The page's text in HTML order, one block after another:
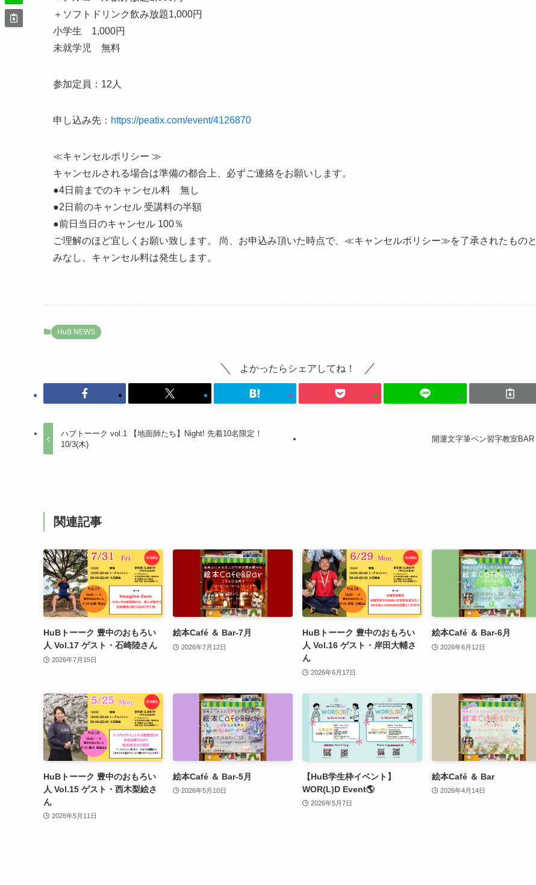
＋ソフトドリンク飲み放題1,000円
小学生 1,000円
未就学児 無料
参加定員：12人
申し込み先： https://peatix.com/event/4126870
≪キャンセルポリシー ≫
キャンセルされる場合は準備の都合上、必ずご連絡をお願いします。
●4日前までのキャンセル料 無し
●2日前のキャンセル 受講料の半額
●前日当日のキャンセル 100％
ご理解のほど宜しくお願い致します。 尚、お申込み頂いた時点で、≪キャンセルポリシー≫を了承されたものと
みなし、キャンセル料は発生します。
HuB NEWS
よかったらシェアしてね！
ハブトーーク vol.1 【地面師たち】Night! 先着10名限定！
10/3(木)
開運文字筆ペン習字教室BAR
関連記事
HuBトーーク 豊中のおもろい
人 Vol.17 ゲスト・石崎陸さん
2026年7月15日
絵本Café ＆ Bar-7月
2026年7月12日
HuBトーーク 豊中のおもろい
人 Vol.16 ゲスト・岸田大輔さ
ん
2026年6月17日
絵本Café ＆ Bar-6月
2026年6月12日
HuBトーーク 豊中のおもろい
人 Vol.15 ゲスト・西木梨絵さ
ん
2026年5月11日
絵本Café ＆ Bar-5月
2026年5月10日
【HuB学生枠イベント】
WOR(L)D Event🌎
2026年5月7日
絵本Café ＆ Bar
2026年4月14日